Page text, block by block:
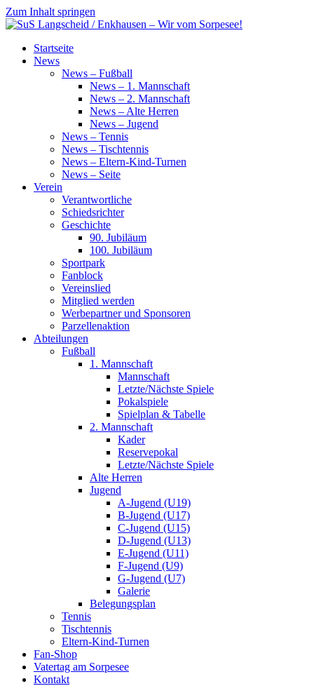
Zum Inhalt springen
SuS
Langscheid
Startseite
News
News – Fußball
News – 1. Mannschaft
News – 2. Mannschaft
News – Alte Herren
News – Jugend
News – Tennis
News – Tischtennis
News – Eltern-Kind-Turnen
News – Seite
Verein
Verantwortliche
Schiedsrichter
Geschichte
90. Jubiläum
100. Jubiläum
Sportpark
Fanblock
Vereinslied
Mitglied werden
Werbepartner und Sponsoren
Parzellenaktion
Abteilungen
Fußball
1. Mannschaft
Mannschaft
Letzte/Nächste Spiele
Pokalspiele
Spielplan & Tabelle
2. Mannschaft
Kader
Reservepokal
Letzte/Nächste Spiele
Alte Herren
Jugend
A-Jugend (U19)
B-Jugend (U17)
C-Jugend (U15)
D-Jugend (U13)
E-Jugend (U11)
F-Jugend (U9)
G-Jugend (U7)
Galerie
Belegungsplan
Tennis
Tischtennis
Eltern-Kind-Turnen
Fan-Shop
Vatertag am Sorpesee
Kontakt